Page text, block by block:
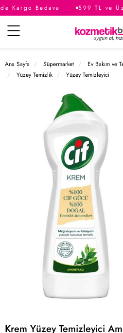
Kargo Bedava 599 TL ve
Kategoriler
Ana Sayfa Süpermarket Ev Bakım ve
Yüzey Temizlik
Yüzey Temizleyici
Krem Yüzey Temizleyici